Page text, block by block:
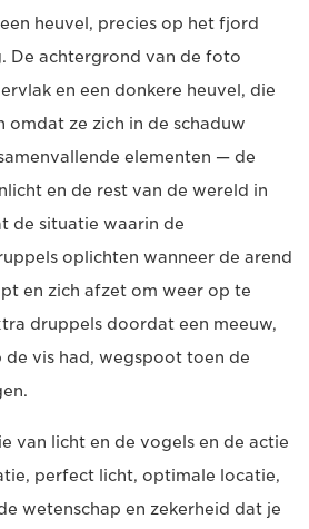
heuvel, precies op het fjord
De achtergrond van de foto
en een donkere heuvel, die
omdat ze zich in de schaduw
elementen — de
en de rest van de wereld in
de situatie waarin de
oplichten wanneer de arend
en zich afzet om weer op te
druppels doordat een meeuw,
vis had, wegspoot toen de
van licht en de vogels en de actie
perfect licht, optimale locatie,
wetenschap en zekerheid dat je